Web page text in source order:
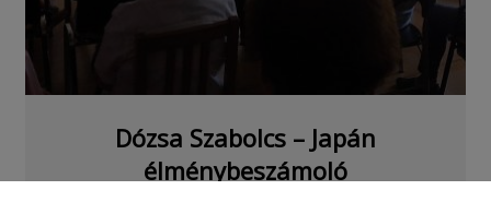
Dózsa Szabolcs – Japán
élménybeszámoló